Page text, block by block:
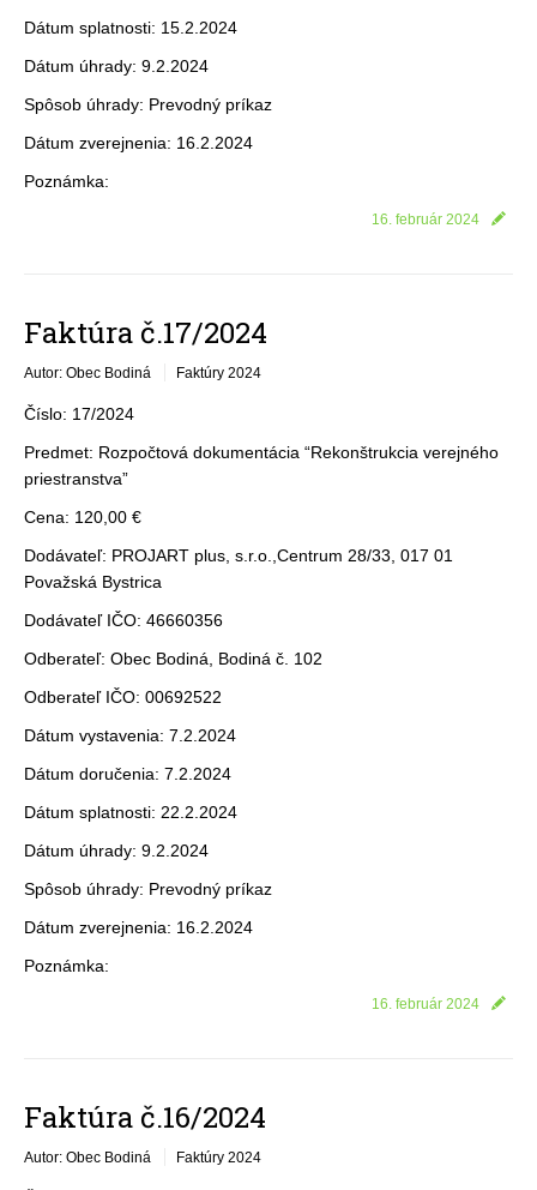
Dátum splatnosti: 15.2.2024
Dátum úhrady: 9.2.2024
Spôsob úhrady: Prevodný príkaz
Dátum zverejnenia: 16.2.2024
Poznámka:
16. február 2024
Faktúra č.17/2024
Autor: Obec Bodiná Faktúry 2024
Číslo: 17/2024
Predmet: Rozpočtová dokumentácia “Rekonštrukcia verejného
priestranstva”
Cena: 120,00 €
Dodávateľ: PROJART plus, s.r.o.,Centrum 28/33, 017 01
Považská Bystrica
Dodávateľ IČO: 46660356
Odberateľ: Obec Bodiná, Bodiná č. 102
Odberateľ IČO: 00692522
Dátum vystavenia: 7.2.2024
Dátum doručenia: 7.2.2024
Dátum splatnosti: 22.2.2024
Dátum úhrady: 9.2.2024
Spôsob úhrady: Prevodný príkaz
Dátum zverejnenia: 16.2.2024
Poznámka:
16. február 2024
Faktúra č.16/2024
Autor: Obec Bodiná Faktúry 2024